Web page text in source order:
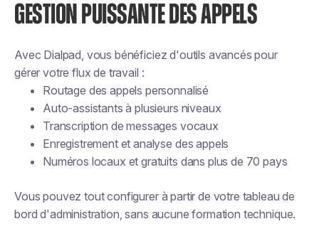
GESTION PUISSANTE DES APPELS
Avec Dialpad, vous bénéficiez d'outils avancés pour
gérer votre flux de travail :
Routage des appels personnalisé
Auto-assistants à plusieurs niveaux
Transcription de messages vocaux
Enregistrement et analyse des appels
Numéros locaux et gratuits dans plus de 70 pays
Vous pouvez tout configurer à partir de votre tableau de
bord d'administration, sans aucune formation technique.